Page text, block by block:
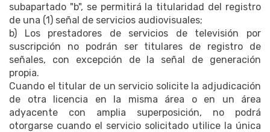
subapartado "b", se permitirá la titularidad del registro
de una (1) señal de servicios audiovisuales;
b) Los prestadores de servicios de televisión por
suscripción no podrán ser titulares de registro de
señales, con excepción de la señal de generación
propia.
Cuando el titular de un servicio solicite la adjudicación
de otra licencia en la misma área o en un área
adyacente con amplia superposición, no podrá
otorgarse cuando el servicio solicitado utilice la única